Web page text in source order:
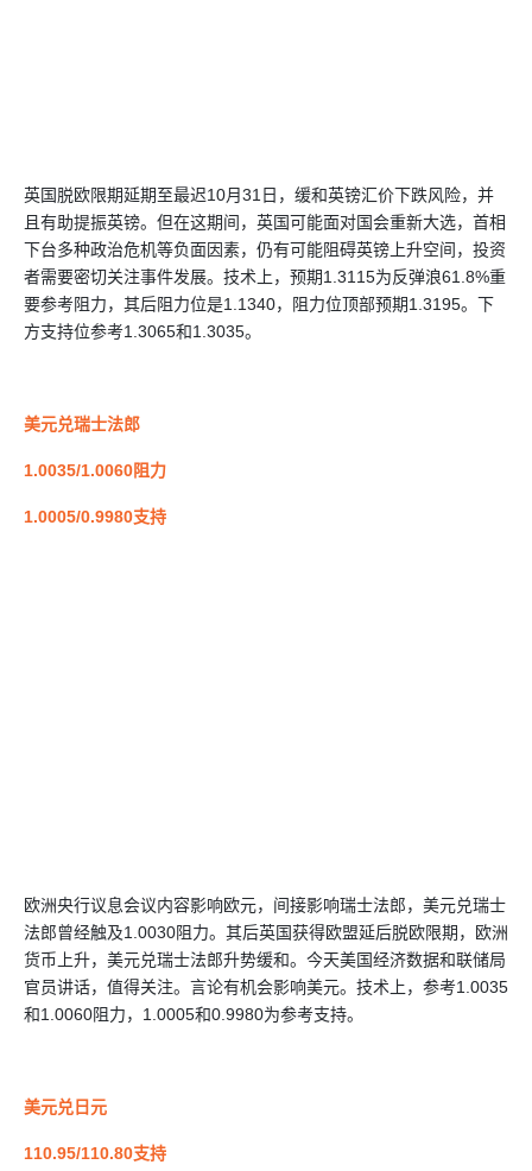
英国脱欧限期延期至最迟10月31日，缓和英镑汇价下跌风险，并
且有助提振英镑。但在这期间，英国可能面对国会重新大选，首相
下台多种政治危机等负面因素，仍有可能阻碍英镑上升空间，投资
者需要密切关注事件发展。技术上，预期1.3115为反弹浪61.8%重
要参考阻力，其后阻力位是1.1340，阻力位顶部预期1.3195。下
方支持位参考1.3065和1.3035。
美元兑瑞士法郎
1.0035/1.0060阻力
1.0005/0.9980支持
欧洲央行议息会议内容影响欧元，间接影响瑞士法郎，美元兑瑞士
法郎曾经触及1.0030阻力。其后英国获得欧盟延后脱欧限期，欧洲
货币上升，美元兑瑞士法郎升势缓和。今天美国经济数据和联储局
官员讲话，值得关注。言论有机会影响美元。技术上，参考1.0035
和1.0060阻力，1.0005和0.9980为参考支持。
美元兑日元
110.95/110.80支持